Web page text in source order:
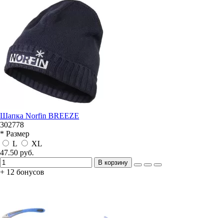
Шапка Norfin BREEZE
302778
* Размер
L
XL
47.50 руб.
В корзину
+ 12 бонусов